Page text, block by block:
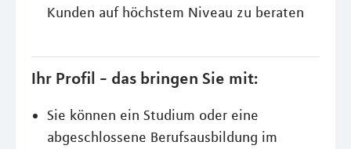
Kunden auf höchstem Niveau zu beraten
Ihr Profil - das bringen Sie mit:
Sie können ein Studium oder eine
abgeschlossene Berufsausbildung im